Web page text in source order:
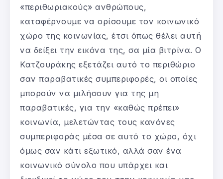
«περιθωριακούς» ανθρώπους,
καταφέρνουμε να ορίσουμε τον κοινωνικό
χώρο της κοινωνίας, έτσι όπως θέλει αυτή
να δείξει την εικόνα της, σα μία βιτρίνα. Ο
Κατζουράκης εξετάζει αυτό το περιθώριο
σαν παραβατικές συμπεριφορές, οι οποίες
μπορούν να μιλήσουν για της μη
παραβατικές, για την «καθώς πρέπει»
κοινωνία, μελετώντας τους κανόνες
συμπεριφοράς μέσα σε αυτό το χώρο, όχι
όμως σαν κάτι εξωτικό, αλλά σαν ένα
κοινωνικό σύνολο που υπάρχει και